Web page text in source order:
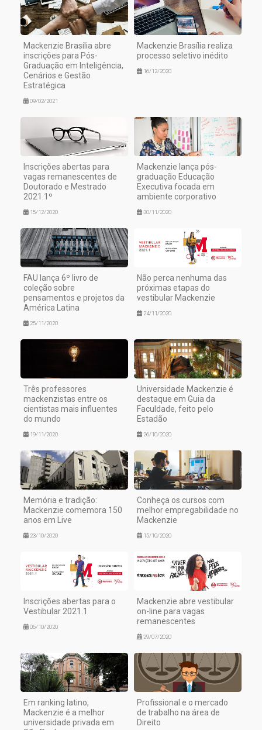
Mackenzie Brasília abre
inscrições para Pós-
Graduação em Inteligência,
Cenários e Gestão
Estratégica
09/02/2021
Mackenzie Brasília realiza
processo seletivo inédito
16/12/2020
Inscrições abertas para
vagas remanescentes de
Doutorado e Mestrado
2021.1º
15/12/2020
Mackenzie lança pós-
graduação Educação
Executiva focada em
ambiente corporativo
30/11/2020
FAU lança 6º livro de
coleção sobre
pensamentos e projetos da
América Latina
25/11/2020
Não perca nenhuma das
próximas etapas do
vestibular Mackenzie
24/11/2020
Três professores
mackenzistas entre os
cientistas mais influentes
do mundo
19/11/2020
Universidade Mackenzie é
destaque em Guia da
Faculdade, feito pelo
Estadão
26/10/2020
Memória e tradição:
Mackenzie comemora 150
anos em Live
23/10/2020
Conheça os cursos com
melhor empregabilidade no
Mackenzie
15/10/2020
Inscrições abertas para o
Vestibular 2021.1
06/10/2020
Mackenzie abre vestibular
on-line para vagas
remanescentes
29/07/2020
Em ranking latino,
Mackenzie é a melhor
universidade privada em
Profissional e o mercado
de trabalho na área de
Direito